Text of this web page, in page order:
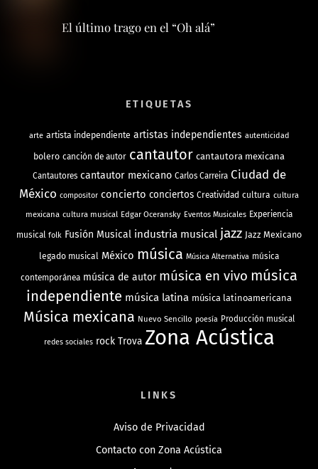
El último trago en el “Oh alá”
ETIQUETAS
arte artista independiente artistas independientes autenticidad
bolero canción de autor cantautor cantautora mexicana
Cantautores cantautor mexicano Carlos Carreira Ciudad de
México compositor concierto conciertos Creatividad cultura cultura
mexicana cultura musical Edgar Oceransky Eventos Musicales Experiencia
musical folk Fusión Musical industria musical jazz Jazz Mexicano
legado musical México música Música Alternativa música
contemporánea música de autor música en vivo música
independiente música latina música latinoamericana
Música mexicana Nuevo Sencillo poesía Producción musical
redes sociales rock Trova Zona Acústica
LINKS
Aviso de Privacidad
Contacto con Zona Acústica